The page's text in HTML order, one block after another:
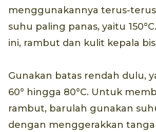
menggunakannya terus-
suhu paling panas, yaitu
ini, rambut dan kulit kepala
Gunakan batas rendah dulu,
60° hingga 80°C. Untuk
rambut, barulah gunakan
dengan menggerakkan